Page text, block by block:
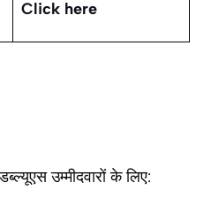
Click here
उम्मीदवारों के लिए: